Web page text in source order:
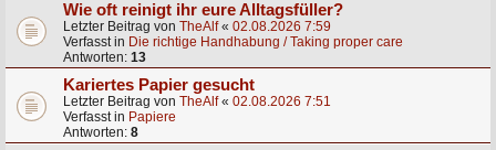
Wie oft reinigt ihr eure Alltagsfüller?
Letzter Beitrag von TheAlf« 02.08.2026 7:59
Verfasst in Die richtige Handhabung / Taking proper care
Antworten: 13
Kariertes Papier gesucht
Letzter Beitrag von TheAlf« 02.08.2026 7:51
Verfasst in Papiere
Antworten: 8